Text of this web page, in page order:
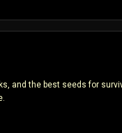
and the best seeds for